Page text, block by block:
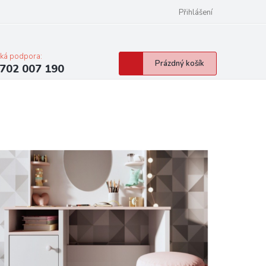
Přihlášení
podpora:
007 190
Nákupní
košík
Prázdný košík